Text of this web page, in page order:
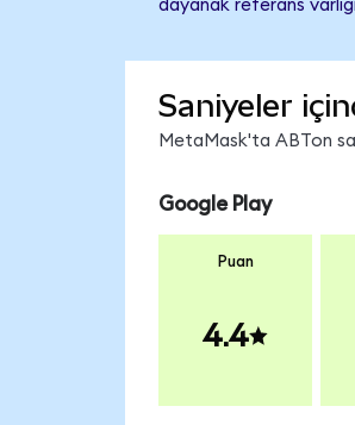
dayanak referans
Saniyeler
MetaMask'ta ABTon
Google Play
Puan
4.4